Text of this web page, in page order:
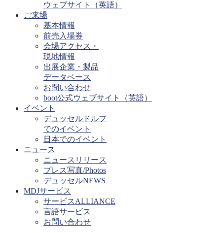
ウェブサイト（英語）
ご来場
基本情報
前売入場券
会場アクセス・
現地情報
出展企業・製品
データベース
お問い合わせ
boot公式ウェブサイト（英語）
イベント
デュッセルドルフ
でのイベント
日本でのイベント
ニュース
ニュースリリース
プレス写真/Photos
デュッセルNEWS
MDJサービス
サービスALLIANCE
言語サービス
お問い合わせ